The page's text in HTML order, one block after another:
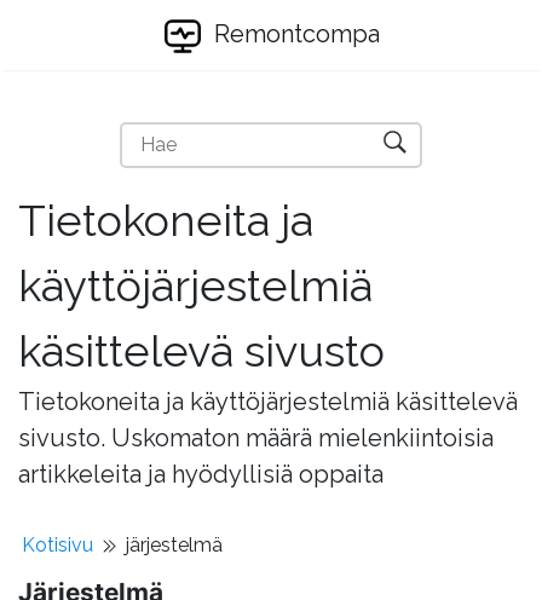
Remontcompa
Tietokoneita ja
käyttöjärjestelmiä
käsittelevä sivusto
Tietokoneita ja käyttöjärjestelmiä käsittelevä
sivusto. Uskomaton määrä mielenkiintoisia
artikkeleita ja hyödyllisiä oppaita
Kotisivu järjestelmä
Järjestelmä